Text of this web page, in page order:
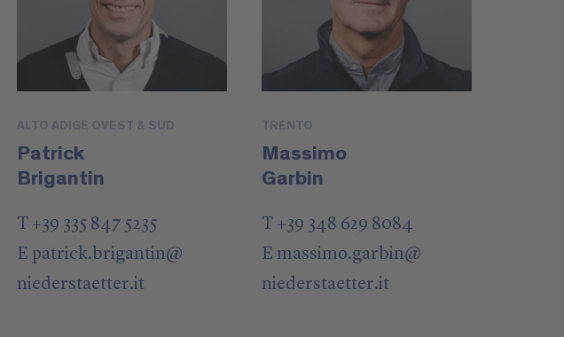
ALTO ADIGE OVEST & SUD
Patrick
Brigantin
T +39 335 847 5235
E patrick.brigantin@
niederstaetter.it
TRENTO
Massimo
Garbin
T +39 348 629 8084
E massimo.garbin@
niederstaetter.it